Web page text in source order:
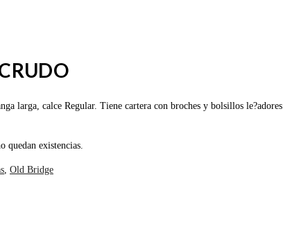
larga, calce Regular. Tiene cartera con broches y bolsillos le?adores
quedan existencias.
, Old Bridge